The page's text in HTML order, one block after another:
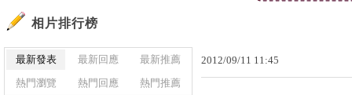
2012/09/11 11:45
相片排行榜
最新發表 最新回應
最新推薦
熱門瀏覽
熱門回應 熱門推薦